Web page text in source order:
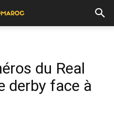
du Real
derby face à